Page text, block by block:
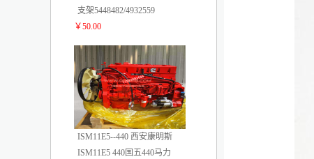
支架5448482/4932559
￥50.00
ISM11E5--440 西安康明斯
ISM11E5 440国五440马力